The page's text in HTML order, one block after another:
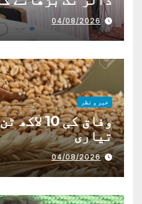
04/08/2026
خبر و نظر
وفاق کی
تیاری
04/08/2026